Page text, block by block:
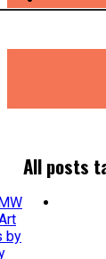
All posts